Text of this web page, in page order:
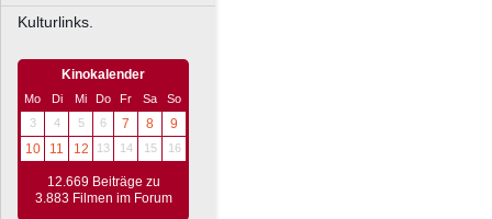
Kulturlinks.
Kinokalender
Mo Di Mi Do Fr Sa
So
3
4 5 6 7 8
9
10
11 12 13 14 15 16
12.669 Beiträge zu
3.883 Filmen im Forum